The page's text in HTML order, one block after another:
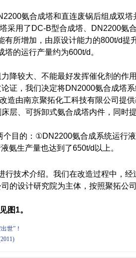
氨合成塔和直连废锅后组成双塔
采用了 DC-B型合成塔、 DN2200氨
有所增加，由原设计能力的800t/d提
塔的运行产量约为600t/d 。
降较大、不能最好发挥催化剂的作
证，我们决定将DN2000氨合成塔
造由南京聚拓化工科技有限公司提
层、可拆卸式氨合成塔内件，同时
目的： ①DN2200氨合成系统运行
氨生产量也达到了650t/d 以上 。
行技术介绍。我们在改造过程中，经
的设计研究院为主体，按照聚拓公
图1。
世”！